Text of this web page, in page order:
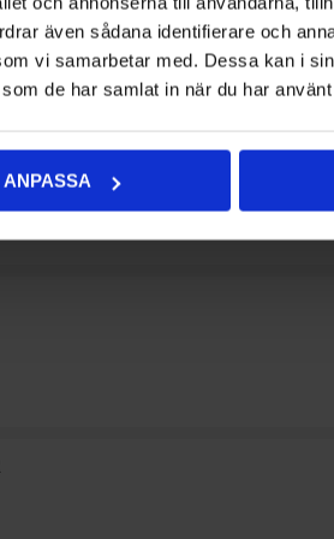
även sådana identifierare och
vi samarbetar med. Dessa kan i
de har samlat in när du har
ANPASSA